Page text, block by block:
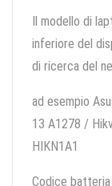
Il modello di
inferiore del
di ricerca del
ad esempio
13 A1278 /
HIKN1A1
Codice batteria